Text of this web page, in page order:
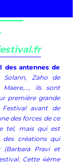
des antennes de
Solann, Zaho de
ils sont
première grande
Festival avant de
des forces de ce
tel, mais qui est
des créations qui
(Barbara Pravi et
Cette 4ème